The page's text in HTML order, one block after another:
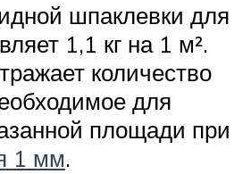
шпаклевки для
1,1 кг на 1 м².
количество
для
площади при
1 мм.